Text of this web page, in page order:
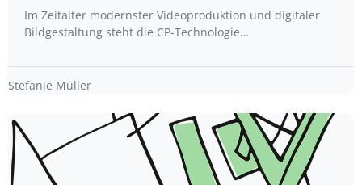
Im Zeitalter modernster Videoproduktion und digitaler
Bildgestaltung steht die CP-Technologie…
Stefanie Müller